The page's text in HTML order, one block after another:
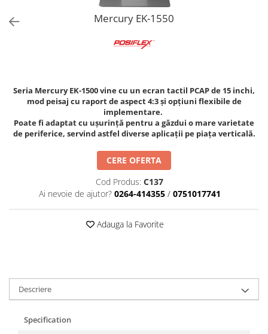
Drivere case de marcat
Cantare
Cantare comerciale
Cantare comerciale cu brat
Cantare comerciale cu eticheta
Platforme pe 1 celula
Platforme mici 28x35
JK Series
EK Series
Tablete
Mercury EK-1550
Seria Mercury EK-1500 vine cu un ecran tactil PCAP de 15 inchi,
mod peisaj cu raport de aspect 4:3 și opțiuni flexibile de
implementare.
Poate fi adaptat cu ușurință pentru a găzdui o mare varietate
de periferice, servind astfel diverse aplicații pe piața verticală.
CERE OFERTA
Cod Produs: C137
Ai nevoie de ajutor? 0264-414355 / 0751017741
Adauga la Favorite
Descriere
Specification